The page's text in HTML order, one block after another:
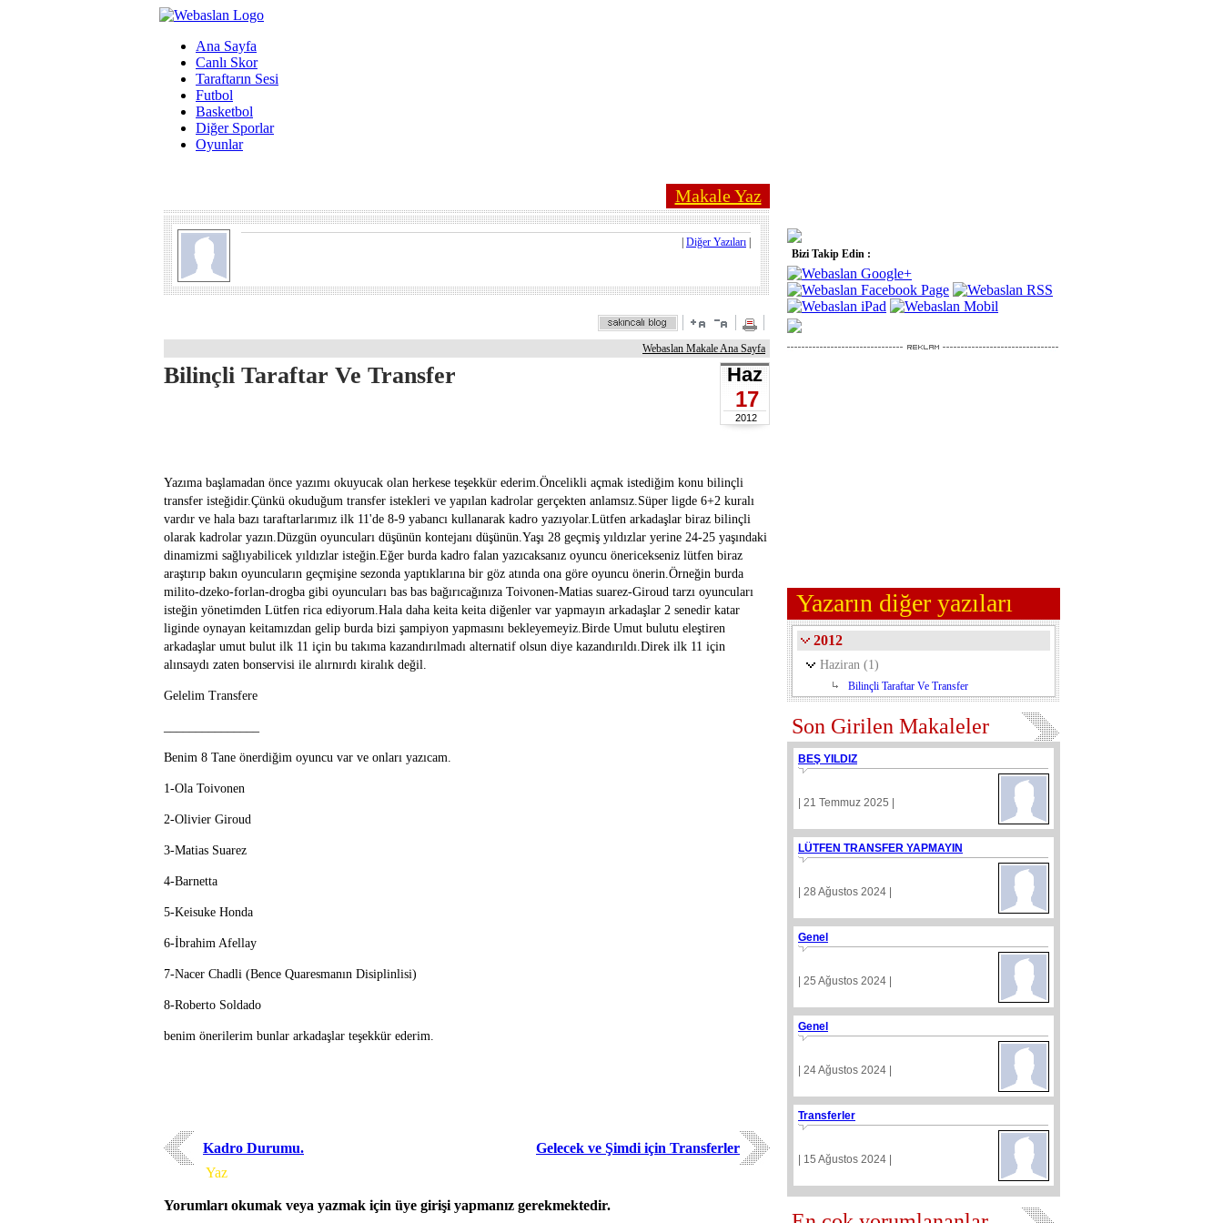
Ana Sayfa
Canlı Skor
Taraftarın Sesi
Futbol
Basketbol
Diğer Sporlar
Oyunlar
Makale Yaz
Diğer Yazıları
Webaslan Makale Ana Sayfa
Bilinçli Taraftar Ve Transfer Haz
17
2012
Yazıma başlamadan önce yazımı okuyucak olan herkese teşekkür ederim.Öncelikli açmak istediğim konu bilinçli
transfer isteğidir.Çünkü okuduğum transfer istekleri ve yapılan kadrolar gerçekten anlamsız.Süper ligde 6+2 kuralı
vardır ve hala bazı taraftarlarımız ilk 11'de 8-9 yabancı kullanarak kadro yazıyolar.Lütfen arkadaşlar biraz bilinçli
olarak kadrolar yazın.Düzgün oyuncuları düşünün kontejanı düşünün.Yaşı 28 geçmiş yıldızlar yerine 24-25 yaşındaki
dinamizmi sağlıyabilicek yıldızlar isteğin.Eğer burda kadro falan yazıcaksanız oyuncu önericekseniz lütfen biraz
araştırıp bakın oyuncuların geçmişine sezonda yaptıklarına bir göz atında ona göre oyuncu önerin.Örneğin burda
milito-dzeko-forlan-drogba gibi oyuncuları bas bas bağırıcağınıza Toivonen-Matias suarez-Giroud tarzı oyuncuları
isteğin yönetimden Lütfen rica ediyorum.Hala daha keita keita diğenler var yapmayın arkadaşlar 2 senedir katar
liginde oynayan keitamızdan gelip burda bizi şampiyon yapmasını bekleyemeyiz.Birde Umut bulutu eleştiren
arkadaşlar umut bulut ilk 11 için bu takıma kazandırılmadı alternatif olsun diye kazandırıldı.Direk ilk 11 için
alınsaydı zaten bonservisi ile alırnırdı kiralık değil.
Gelelim Transfere
Benim 8 Tane önerdiğim oyuncu var ve onları yazıcam.
1-Ola Toivonen
2-Olivier Giroud
3-Matias Suarez
4-Barnetta
5-Keisuke Honda
6-İbrahim Afellay
7-Nacer Chadli (Bence Quaresmanın Disiplinlisi)
8-Roberto Soldado
benim önerilerim bunlar arkadaşlar teşekkür ederim.
Kadro Durumu.
Gelecek ve Şimdi için Transferler
Yaz
Yorumları okumak veya yazmak için üye girişi yapmanız gerekmektedir.
Bizi Takip Edin :
Yazarın diğer yazıları
2012
Haziran (1)
Bilinçli Taraftar Ve Transfer
Son Girilen Makaleler
BEŞ YILDIZ
| 21 Temmuz 2025 |
LÜTFEN TRANSFER YAPMAYIN
| 28 Ağustos 2024 |
Genel
| 25 Ağustos 2024 |
Genel
| 24 Ağustos 2024 |
Transferler
| 15 Ağustos 2024 |